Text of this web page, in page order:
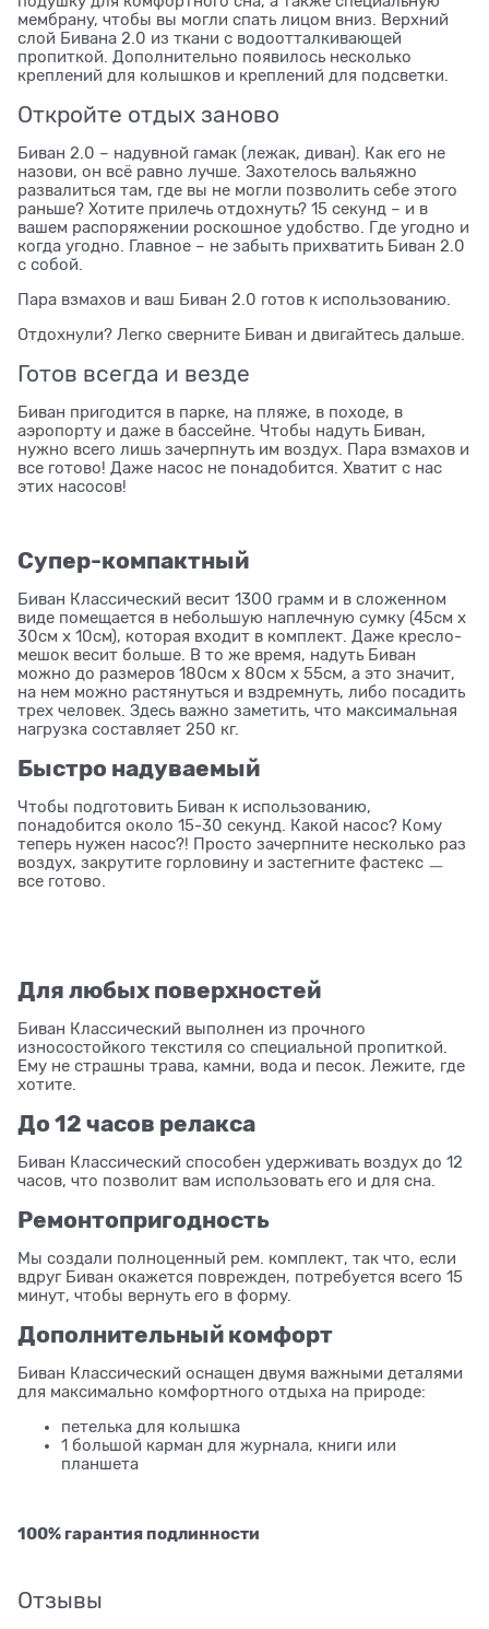
мембрану, чтобы вы могли спать лицом вниз. Верхний
слой Бивана 2.0 из ткани с водоотталкивающей
пропиткой. Дополнительно появилось несколько
креплений для колышков и креплений для подсветки.
Откройте отдых заново
Биван 2.0 – надувной гамак (лежак, диван). Как его не
назови, он всё равно лучше. Захотелось вальяжно
развалиться там, где вы не могли позволить себе этого
раньше? Хотите прилечь отдохнуть? 15 секунд – и в
вашем распоряжении роскошное удобство. Где угодно и
когда угодно. Главное – не забыть прихватить Биван 2.0
с собой.
Пара взмахов и ваш Биван 2.0 готов к использованию.
Отдохнули? Легко сверните Биван и двигайтесь дальше.
Готов всегда и везде
Биван пригодится в парке, на пляже, в походе, в
аэропорту и даже в бассейне. Чтобы надуть Биван,
нужно всего лишь зачерпнуть им воздух. Пара взмахов и
все готово! Даже насос не понадобится. Хватит с нас
этих насосов!
Супер-компактный
Биван Классический весит 1300 грамм и в сложенном
виде помещается в небольшую наплечную сумку (45см x
30см x 10см), которая входит в комплект. Даже кресло-
мешок весит больше. В то же время, надуть Биван
можно до размеров 180см x 80см x 55см, а это значит,
на нем можно растянуться и вздремнуть, либо посадить
трех человек. Здесь важно заметить, что максимальная
нагрузка составляет 250 кг.
Быстро надуваемый
Чтобы подготовить Биван к использованию,
понадобится около 15-30 секунд. Какой насос? Кому
теперь нужен насос?! Просто зачерпните несколько раз
воздух, закрутите горловину и застегните фастекс ㅡ
все готово.
Для любых поверхностей
Биван Классический выполнен из прочного
износостойкого текстиля со специальной пропиткой.
Ему не страшны трава, камни, вода и песок. Лежите, где
хотите.
До 12 часов релакса
Биван Классический способен удерживать воздух до 12
часов, что позволит вам использовать его и для сна.
Ремонтопригодность
Мы создали полноценный рем. комплект, так что, если
вдруг Биван окажется поврежден, потребуется всего 15
минут, чтобы вернуть его в форму.
Дополнительный комфорт
Биван Классический оснащен двумя важными деталями
для максимально комфортного отдыха на природе:
петелька для колышка
1 большой карман для журнала, книги или
планшета
100% гарантия подлинности
Отзывы